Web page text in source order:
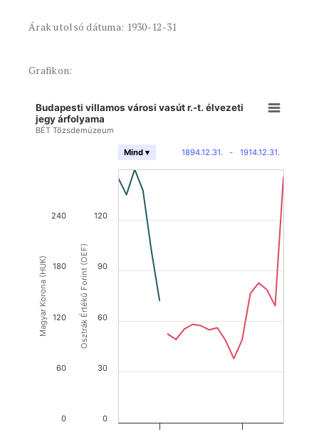
Árak utolsó dátuma: 1930-12-31
Grafikon:
Osztrák Értékű Forint (OEF)
Magyar Korona (HUK)
Budapesti villamos városi vasút r.-t. élvezeti
jegy árfolyama
BÉT Tőzsdemúzeum
1894.12.31. - 1914.12.31.
Mind ▾
0
30
60
90
120
0
60
120
180
240